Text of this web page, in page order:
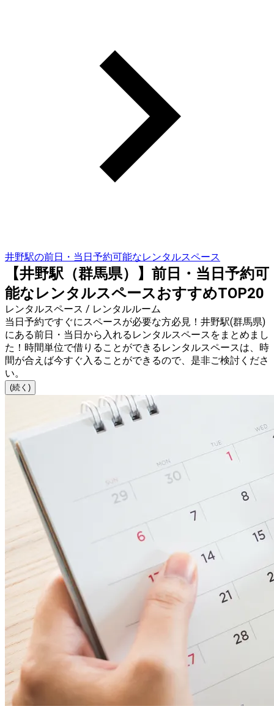
井野駅の前日・当日予約可能なレンタルスペース
【井野駅（群馬県）】前日・当日予約可
能なレンタルスペースおすすめTOP20
レンタルスペース / レンタルルーム
当日予約ですぐにスペースが必要な方必見！井野駅(群馬県)
にある前日・当日から入れるレンタルスペースをまとめまし
た！時間単位で借りることができるレンタルスペースは、時
間が合えば今すぐ入ることができるので、是非ご検討くださ
い。
(続く)